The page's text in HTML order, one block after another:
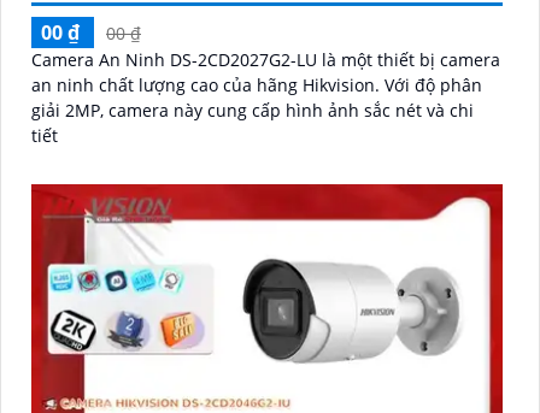
00 ₫
00 ₫
Camera An Ninh DS-2CD2027G2-LU là một thiết bị camera
an ninh chất lượng cao của hãng Hikvision. Với độ phân
giải 2MP, camera này cung cấp hình ảnh sắc nét và chi
tiết